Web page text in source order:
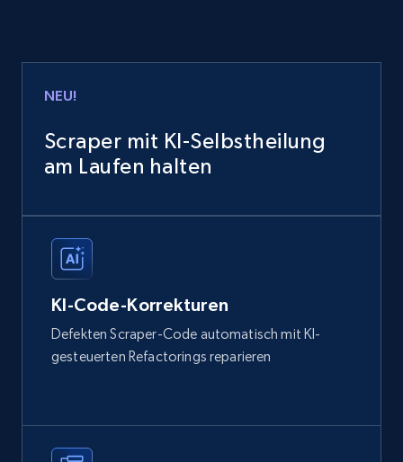
NEU!
Scraper mit KI-Selbstheilung
am Laufen halten
KI-Code-Korrekturen
Defekten Scraper-Code automatisch mit KI-
gesteuerten Refactorings reparieren